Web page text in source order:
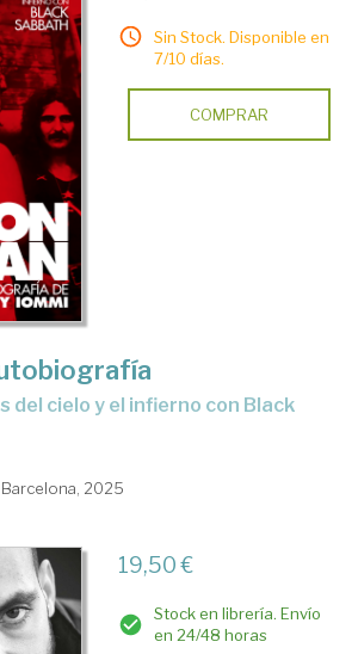
Sin Stock. Disponible en
7/10 días.
COMPRAR
2025
19,50 €
Stock en librería. Envío
en 24/48 horas